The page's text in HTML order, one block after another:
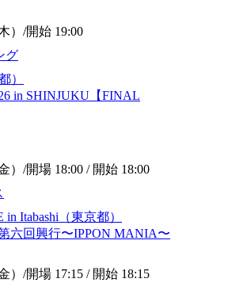
） /開始 19:00
グ
）
in SHINJUKU【FINAL
） /開場 18:00 / 開始 18:00
Itabashi（東京都）
六回興行〜IPPON MANIA〜
） /開場 17:15 / 開始 18:15